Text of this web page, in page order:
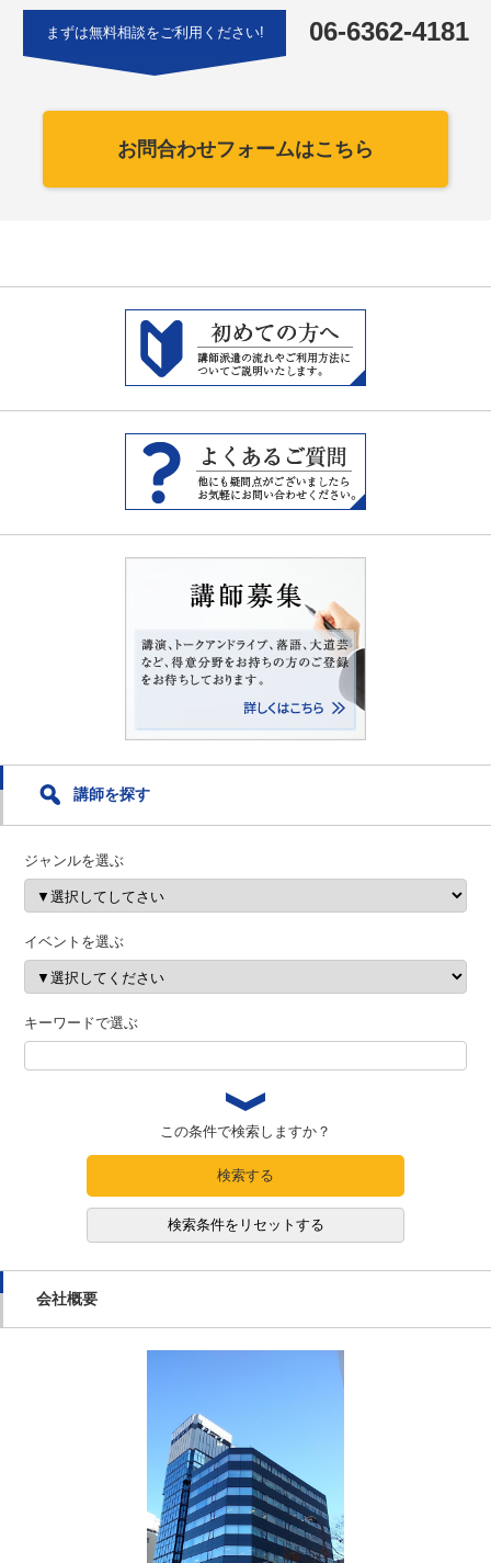
まずは無料相談をご利用ください! 06-6362-4181
お問合わせフォームはこちら
講師を探す
ジャンルを選ぶ
イベントを選ぶ
キーワードで選ぶ
この条件で検索しますか？
検索する
検索条件をリセットする
会社概要